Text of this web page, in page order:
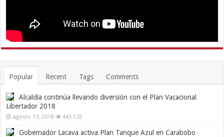
Popular Recent Tags Comments
Alcaldía continúa llevando diversión con el Plan Vacacional
Libertador 2018
agosto 13, 2018 445,132
Gobernador Lacava activa Plan Tanque Azul en Carabobo